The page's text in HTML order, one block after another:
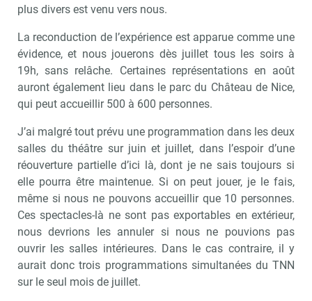
plus divers est venu vers nous.
La reconduction de l’expérience est apparue comme une
évidence, et nous jouerons dès juillet tous les soirs à
19h, sans relâche. Certaines représentations en août
auront également lieu dans le parc du Château de Nice,
qui peut accueillir 500 à 600 personnes.
J’ai malgré tout prévu une programmation dans les deux
salles du théâtre sur juin et juillet, dans l’espoir d’une
réouverture partielle d’ici là, dont je ne sais toujours si
elle pourra être maintenue. Si on peut jouer, je le fais,
même si nous ne pouvons accueillir que 10 personnes.
Ces spectacles-là ne sont pas exportables en extérieur,
nous devrions les annuler si nous ne pouvions pas
ouvrir les salles intérieures. Dans le cas contraire, il y
aurait donc trois programmations simultanées du TNN
sur le seul mois de juillet.